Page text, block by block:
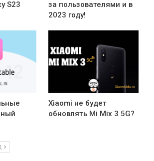
S23
за пользователями и в
2023 году!
Xiaomi не будет
обновлять Mi Mix 3 5G?